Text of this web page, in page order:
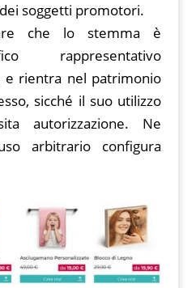
soggetti promotori.
che lo stemma è
rappresentativo
e rientra nel patrimonio
sicché il suo utilizzo
autorizzazione. Ne
arbitrario configura